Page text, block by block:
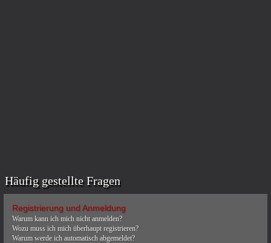
Häufig gestellte Fragen
Registrierung und Anmeldung
Warum kann ich mich nicht anmelden?
Wozu muss ich mich überhaupt registrieren?
Warum werde ich automatisch abgemeldet?